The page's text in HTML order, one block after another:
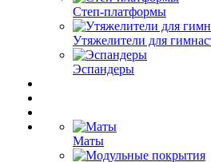
Степ-платформы
Утяжелители для
Эспандеры
Маты